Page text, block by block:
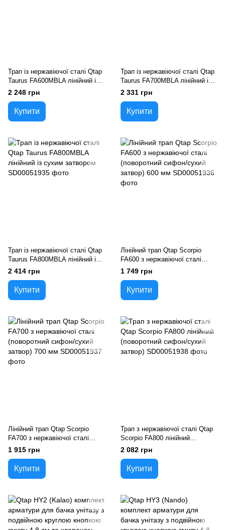
Трап із нержавіючої сталі Qtap
Taurus FA600MBLA лінійний із
сухим затвором
2 248 грн
Купити
Трап із нержавіючої сталі Qtap
Taurus FA700MBLA лінійний із
сухим затвором
2 331 грн
Купити
Трап із нержавіючої сталі Qtap
Taurus FA800MBLA лінійний із
сухим затвором
2 414 грн
Купити
Лінійний трап Qtap Scorpio
FA600 з нержавіючої сталі
(поворотний сифон/сухий
затвор) 600 мм
1 749 грн
Купити
Лінійний трап Qtap Scorpio
FA700 з нержавіючої сталі
(поворотний сифон/сухий
затвор) 700 мм
1 915 грн
Купити
Трап з нержавіючої сталі Qtap
Scorpio FA800 лінійний
(поворотний сифон/сухий
2 082 грн
Купити